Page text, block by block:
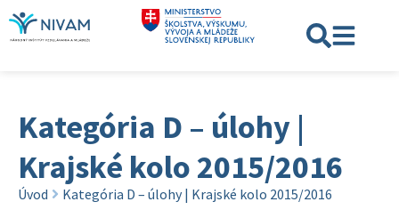
Kategória D – úlohy |
Krajské kolo 2015/2016
Úvod Kategória D – úlohy | Krajské kolo 2015/2016